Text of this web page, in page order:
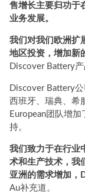
售增长主要归功于
业务发展。
我们对我们欧洲扩
地区投资，增加新
Discover Battery
Discover Battery
西班牙、瑞典、希
European团队增
持。
我们致力于在行业
术和生产技术，我
亚洲的需求增加，
Au补充道。